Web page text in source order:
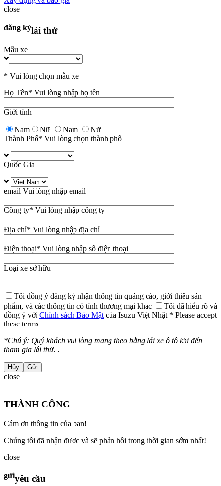
close
đăng kýlái thử
Mẫu xe
* Vui lòng chọn mẫu xe
Họ Tên* Vui lòng nhập họ tên
Giới tính
Nam Nữ Nam
Nữ
Thành Phố* Vui lòng chọn thành phố
Quốc Gia
email Vui lòng nhập email
Công ty* Vui lòng nhập công ty
Địa chỉ* Vui lòng nhập địa chỉ
Điện thoại* Vui lòng nhập số điện thoại
Loại xe sở hữu
Tôi đồng ý đăng ký nhận thông tin quảng cáo, giới thiệu sản
phẩm, và các thông tin có tính thương mại khác
Tôi đã hiểu rõ và
đồng ý với Chính sách Bảo Mật của Isuzu Việt Nhật * Please accept
these terms
*Chú ý: Quý khách vui lòng mang theo bằng lái xe ô tô khi đến
tham gia lái thử. .
Hủy
close
THÀNH CÔNG
Cám ơn thông tin của ban!
Chúng tôi đã nhận được và sẽ phản hồi trong thời gian sớm nhất!
close
gửiyêu cầu